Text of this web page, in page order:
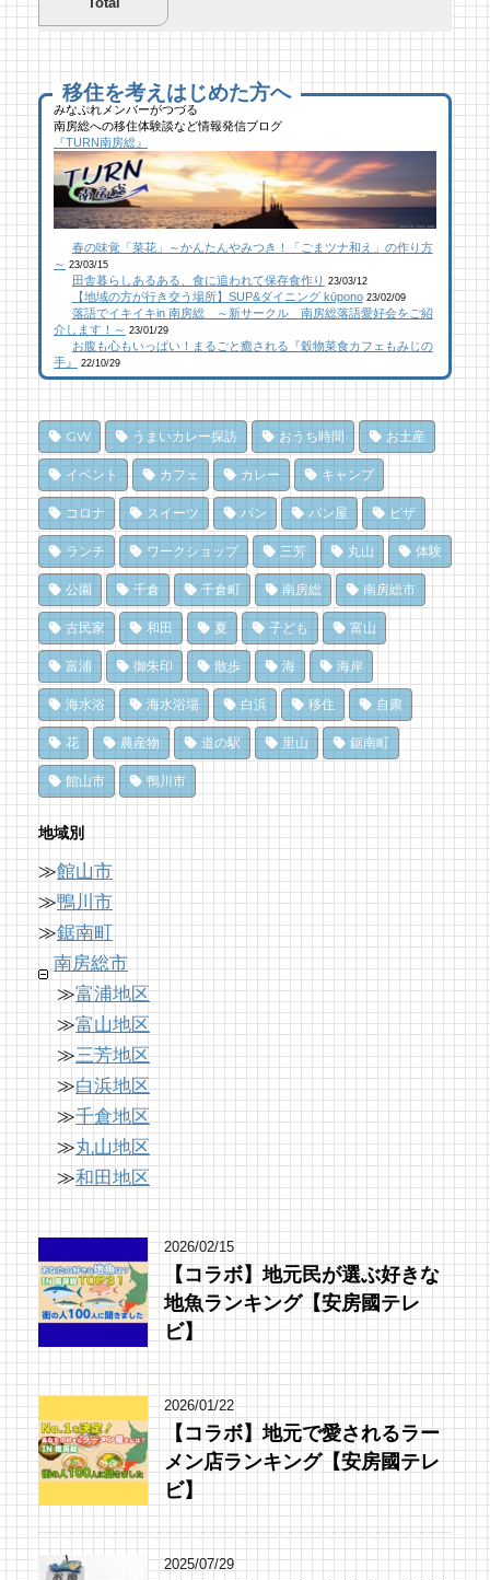
夏を先取り！プールに行こう！
南房総市千倉B&G海洋センター
56 views|byTsuno
館山にオープン！地域の素材からはじめる物
作り工房
25 views
|by なべたゆかり
【コラボ】ジビエも揃う、鮮度抜群の南房総
おさかなセンター【安房國テレビ】
23 views|byなべたゆかり
南房総こんな素敵な所があった！| かじか橋
20 views|byCAT SEA KURO
和田町仁我浦で、エコヴィレッジUMIKAZE
開拓中！
16 views|byあわみなこ
ドライブ休憩にオススメ！「とみうら元気倶
楽部」でホッと一息♪
15 views | byフジイ ミツコ
海辺のナポリターノピザ「Goccia(ゴッチ
ャ)」
15 views|byMitchi3
乗馬初心者の私でも、海辺を楽しく散策でき
た！ 乗馬体験レポート
15 views |byなべたゆかり
南房総の海を食らう！天然ところてん専門店
「ところてん小屋 青木」
14 views|by原みりか
南房総・岩井にクラフトビール醸造所。体験
を届ける新たな拠点へ
13 views|byなべたゆかり
夏を先取り！プールに行こう！
南房総市千倉B&G海洋センター
200 views |byTsuno
ブルーベリー狩りに行ってきた！「コロコロ
農園 庄兵衛」千倉町
112 views
|by 原みりか
館山にオープン！地域の素材からはじめる物
作り工房
109 views|byなべたゆかり
南房総こんな素敵な所があった！| かじか橋
101 views|byCAT SEA KURO
【コラボ】ジビエも揃う、鮮度抜群の南房総
おさかなセンター【安房國テレビ】
84 views|byなべたゆかり
夏のごほうびにこだわりのかき氷を風菓堂で
76 views|byフジイ ミツコ
乗馬初心者の私でも、海辺を楽しく散策でき
た！ 乗馬体験レポート
75 views| by なべたゆかり
夏だ、クジラ到来。クジラに会いに和田町に
行こう！〈前編〉
70 views|byshouji naomi
ドライブ休憩にオススメ！「とみうら元気倶
楽部」でホッと一息♪
66 views|byフジイ ミツコ
南房総の海を食らう！天然ところてん専門店
「ところてん小屋 青木」
64 views|by原みりか
海遊び＆キャンプするならココ！南房総のお
すすめキャンプ場まとめ【2】
40,694 views|by南 芙蓉
似顔絵ケーキに感動！館山のケーキ屋さん
「プチ アンジュ」
17,148 views| by福美
南房総パン屋めぐり【２】
橋本屋製パン店（館山市）
12,847 views|bychoco-love
南房総こんな素敵な所があった！| かじか橋
12,021 views|byCAT SEA KURO
南房総の海を食らう！天然ところてん専門店
「ところてん小屋 青木」
10,866 views|by原みりか
南房総パン屋めぐり【3】石窯パン工房そろ
そろ（鴨川市）前編パン
10,837 views| by choco-love
南房総パン屋めぐり【１】
クリケット（鴨川市）
10,470 views|bychoco-love
冬でも楽しめる！沖ノ島の無人島探検！
10,163 views|by福美
洗濯は持ち帰らない！カフェ併設のコインラ
ンドリーで帰宅前に洗濯
8,896 views|byなべたゆかり
「房総の駅とみうら」で夕食を済ませて渋滞
を回避しよう！
8,765 views|byari-iku
移住を考えはじめた方へ
みなぷれメンバーがつづる
南房総への移住体験談など情報発信ブログ
『TURN南房総』
春の味覚「菜花」～かんたんやみつき！「ごまツナ和え」の作り方
～ 23/03/15
田舎暮らしあるある、食に追われて保存食作り 23/03/12
【地域の方が行き交う場所】SUP&ダイニング kūpono 23/02/09
落語でイキイキin 南房総 ～新サークル 南房総落語愛好会をご紹
介します！～ 23/01/29
お腹も心もいっぱい！まるごと癒される『穀物菜食カフェもみじの
手』
22/10/29
GW うまいカレー探訪 おうち時間 お土産
イベント カフェ カレー キャンプ
コロナ スイーツ パン パン屋 ピザ
ランチ ワークショップ 三芳 丸山 体験
公園 千倉 千倉町 南房総 南房総市
古民家 和田 夏 子ども 富山
富浦 御朱印 散歩 海 海岸
海水浴 海水浴場 白浜 移住 自粛
花 農産物 道の駅 里山 鋸南町
館山市 鴨川市
地域別
≫館山市
≫鴨川市
≫鋸南町
南房総市
≫富浦地区
≫富山地区
≫三芳地区
≫白浜地区
≫千倉地区
≫丸山地区
≫和田地区
2026/02/15
【コラボ】地元民が選ぶ好きな
地魚ランキング【安房國テレ
ビ】
2026/01/22
【コラボ】地元で愛されるラー
メン店ランキング【安房國テレ
ビ】
2025/07/29